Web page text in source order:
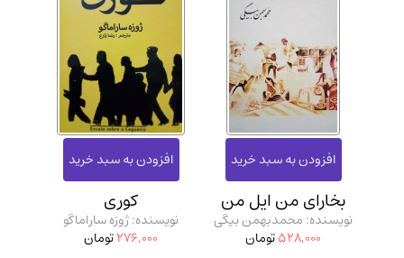
بخارای من ایل من
نویسنده: محمدبهمن بیگی
528,000تومان
کوری
نویسنده: ژوزه ساراماگو
276,000تومان